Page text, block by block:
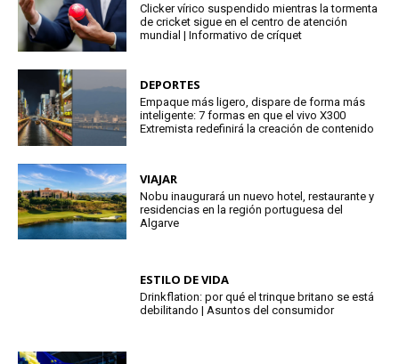
Clicker vírico suspendido mientras la tormenta
de cricket sigue en el centro de atención
mundial | Informativo de críquet
DEPORTES
Empaque más ligero, dispare de forma más
inteligente: 7 formas en que el vivo X300
Extremista redefinirá la creación de contenido
VIAJAR
Nobu inaugurará un nuevo hotel, restaurante y
residencias en la región portuguesa del
Algarve
ESTILO DE VIDA
Drinkflation: por qué el trinque britano se está
debilitando | Asuntos del consumidor